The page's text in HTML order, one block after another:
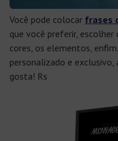
Você pode colocar frases
que você preferir,
cores, os elementos,
personalizado e exclusivo,
gosta! Rs